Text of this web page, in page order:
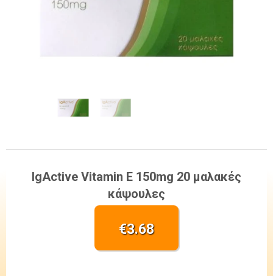
IgActive Vitamin E 150mg 20 μαλακές
κάψουλες
€3.68